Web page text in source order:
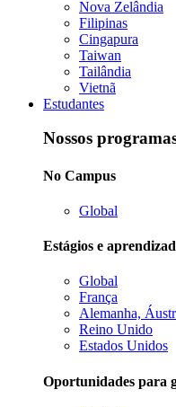
Nova Zelândia
Filipinas
Cingapura
Taiwan
Tailândia
Vietnã
Estudantes
Nossos
No Campus
Global
Estágios e
Global
França
Alemanha,
Reino Unido
Estados Unidos
Oportunidades para